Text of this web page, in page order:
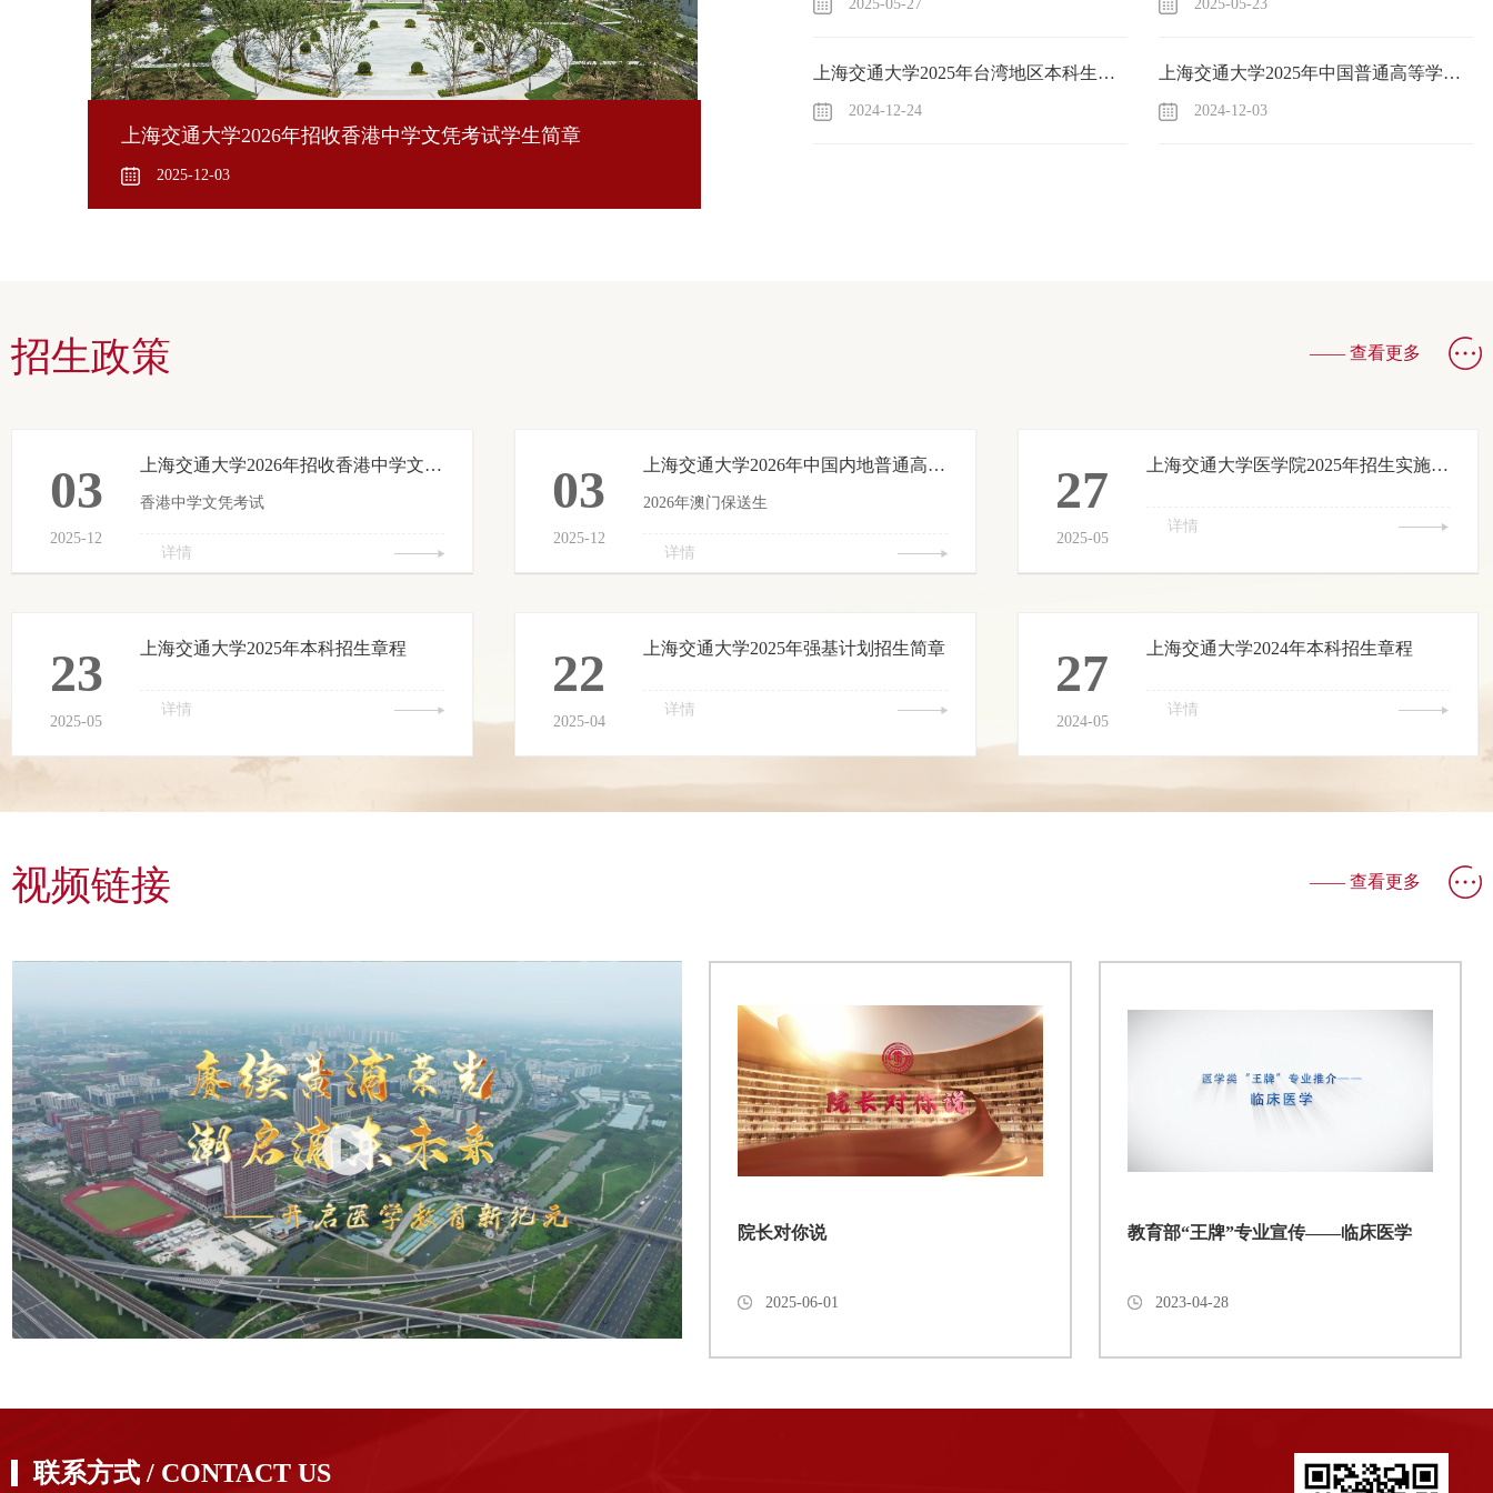
上海交通大学2026年招收香港中学文凭考试学生简章
2025-12-03
2025-05-27 2025-05-23
上海交通大学2025年台湾地区本科生招生简章
2024-12-24
上海交通大学2025年中国普通高等学校联合招收澳门保送生简章
2024-12-03
招生政策 —— 查看更多
03
2025-12
上海交通大学2026年招收香港中学文凭考试学生简章
香港中学文凭考试
详情
03
2025-12
上海交通大学2026年中国内地普通高等学校联合招收澳门保送生简章
2026年澳门保送生
详情
27
2025-05
上海交通大学医学院2025年招生实施细则
详情
23
2025-05
上海交通大学2025年本科招生章程
详情
22
2025-04
上海交通大学2025年强基计划招生简章
详情
27
2024-05
上海交通大学2024年本科招生章程
详情
视频链接 —— 查看更多
院长对你说
2025-06-01
教育部“王牌”专业宣传——临床医学
2023-04-28
联系方式 / CONTACT US